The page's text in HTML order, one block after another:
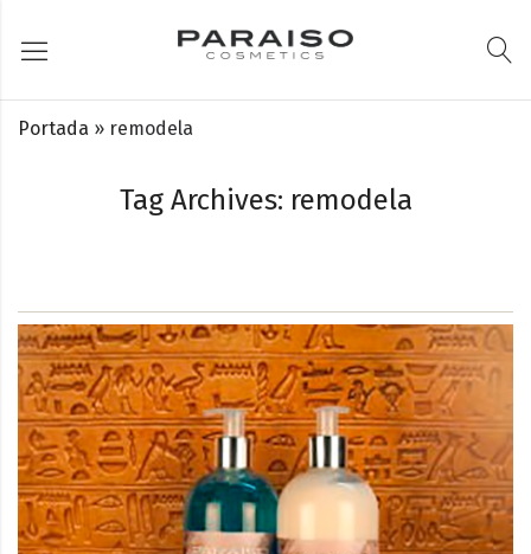
Tag Archives: remodela
Portada » remodela